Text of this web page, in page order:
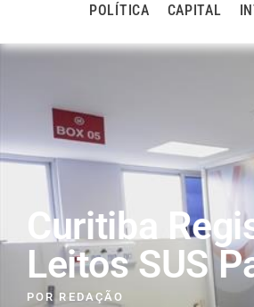
POLÍTICA CAPITAL
Curitiba
Leitos SUS
POR REDAÇÃO